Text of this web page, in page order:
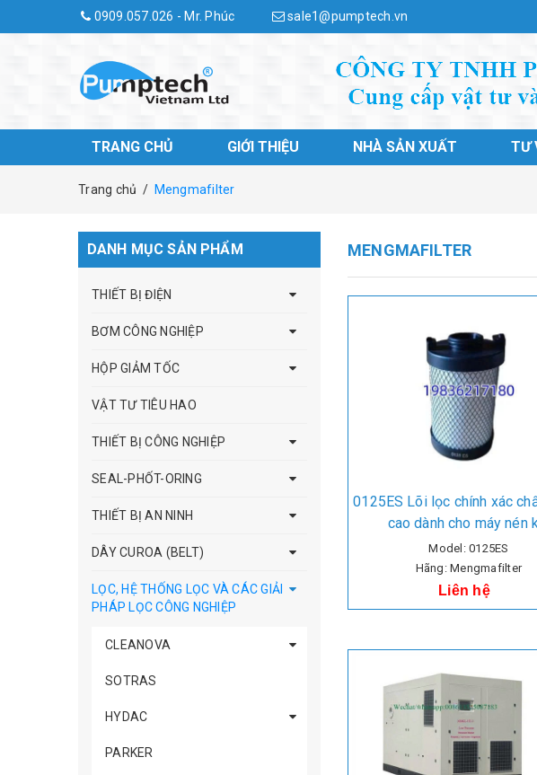
0909.057.026 - Mr. Phúc sale1@pumptech.vn
TRANG CHỦ GIỚI THIỆU NHÀ SẢN XUẤT TƯ
Trang chủ / Mengmafilter
MENGMAFILTER
0125ES Lõi lọc chính xác
cao dành cho máy nén
Model: 0125ES
Hãng: Mengmafilter
Liên hệ
DANH MỤC SẢN PHẨM
THIẾT BỊ ĐIỆN
BƠM CÔNG NGHIỆP
HỘP GIẢM TỐC
VẬT TƯ TIÊU HAO
THIẾT BỊ CÔNG NGHIỆP
SEAL-PHỐT-ORING
THIẾT BỊ AN NINH
DÂY CUROA (BELT)
LỌC, HỆ THỐNG LỌC VÀ CÁC GIẢI
PHÁP LỌC CÔNG NGHIỆP
CLEANOVA
SOTRAS
HYDAC
PARKER